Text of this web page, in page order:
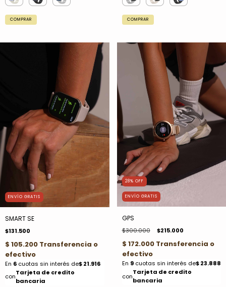
COMPRAR COMPRAR
ENVÍO GRATIS
SMART SE
$131.500
28% OFF
ENVÍO GRATIS
GPS
$300.000 $215.000